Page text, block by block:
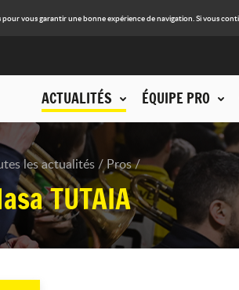
vous garantir une bonne expérience de navigation. Si vous
ACTUALITÉS ÉQUIPE PRO
les actualités Pros
TUTAIA